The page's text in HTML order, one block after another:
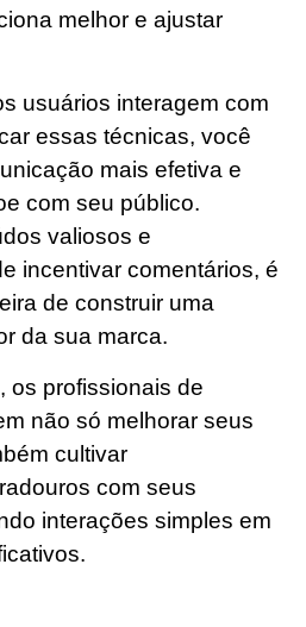
melhor e ajustar
usuários interagem com
essas técnicas, você
mais efetiva e
com seu público.
valiosos e
incentivar comentários, é
de construir uma
da sua marca.
os profissionais de
não só melhorar seus
cultivar
com seus
interações simples em